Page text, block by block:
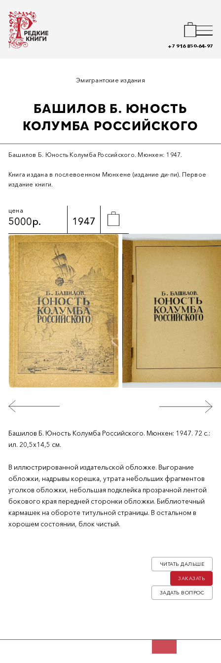
+7 916 850-64-97
Эмигрантские издания
БАШИЛОВ Б. ЮНОСТЬ
КОЛУМБА РОССИЙСКОГО
Башилов Б. Юность Колумба Российского. Мюнхен: 1947.
Книга издана в послевоенном Мюнхене (издание ди-пи). Первое
издание книги.
цена
5000р. 1947
Башилов Б. Юность Колумба Российского. Мюнхен: 1947. 72 с.:
ил. 20,5х14,5 см.
В иллюстрированной издательской обложке. Выгорание
обложки, надрывы корешка, утрата небольших фрагментов
уголков обложки, небольшая подклейка прозрачной лентой
бокового края передней сторонки обложки. Библиотечный
кармашек на обороте титульной страницы. В остальном в
хорошем состоянии, блок чистый.
Борис Башилов (настоящее имя — Борис Платонович Юркевич;
1908-1970) — русский публицист, исторический писатель. До
ЗАДАТЬ ВОПРОС
ЗАКАЗАТЬ
ЧИТАТЬ ДАЛЬШЕ